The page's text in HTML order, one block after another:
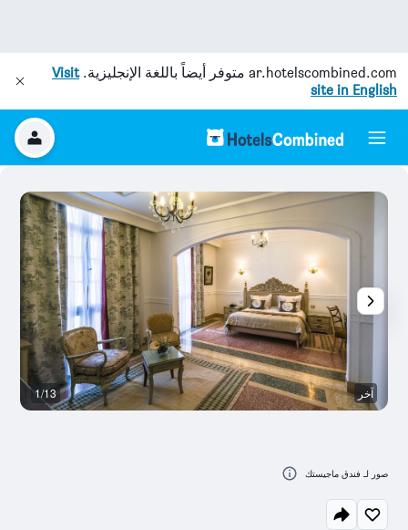
ar.hotelscombined.com متوفر أيضاً باللغة الإنجليزية.Visit
site in English
آخر 1/13
صور لـ فندق ماجيستك